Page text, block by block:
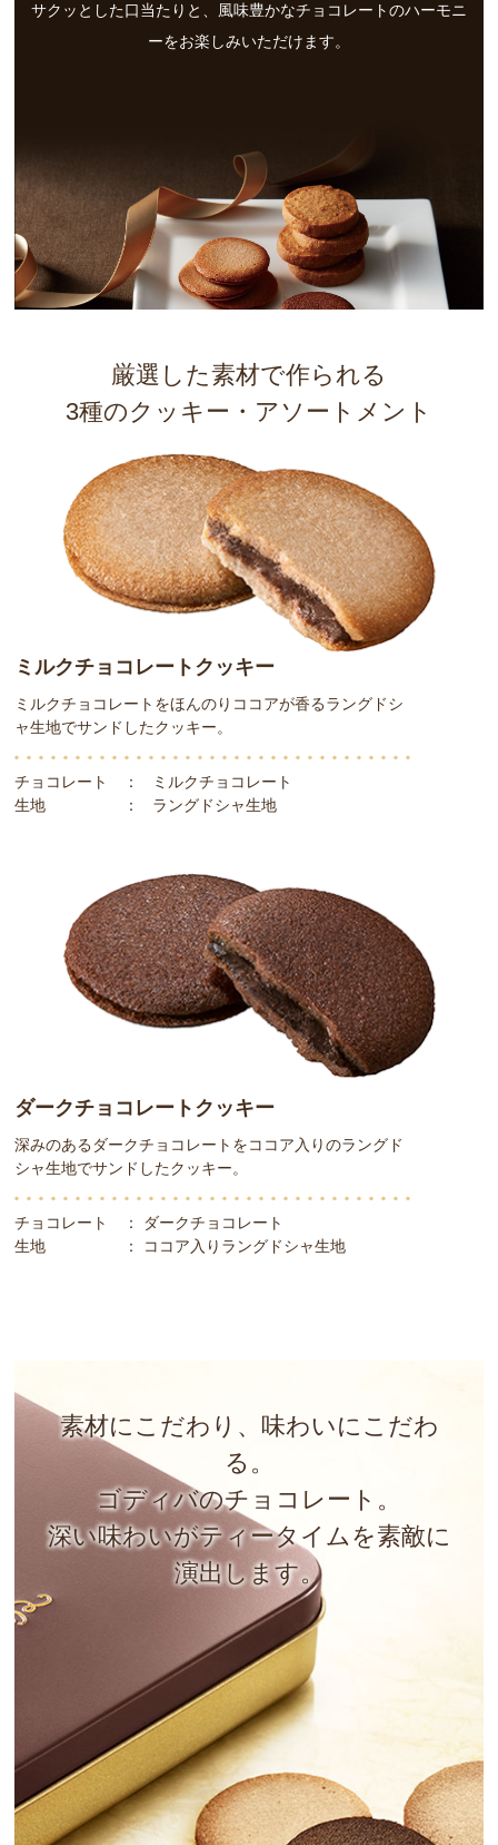
サクッとした口当たりと、風味豊かなチョコレートのハーモニ
ーをお楽しみいただけます。
厳選した素材で作られる
3種のクッキー・アソートメント
ミルクチョコレートクッキー
ミルクチョコレートをほんのりココアが香るラングドシ
ャ生地でサンドしたクッキー。
チョコレート ：
ミルクチョコレート
生地
： ラングドシャ生地
ダークチョコレートクッキー
深みのあるダークチョコレートをココア入りのラングド
シャ生地でサンドしたクッキー。
チョコレート ：
ダークチョコレート
生地
： ココア入りラングドシャ生地
素材にこだわり、味わいにこだわ
る。
ゴディバのチョコレート。
深い味わいがティータイムを素敵に
演出します。